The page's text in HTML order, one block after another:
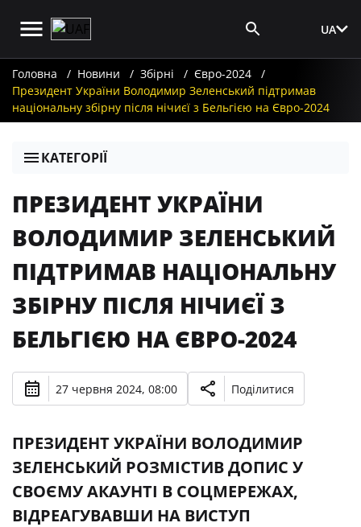
UA
Головна Новини Збірні
Євро-2024
Президент України Володимир Зеленський підтримав
національну збірну після нічиєї з Бельгією на Євро-2024
КАТЕГОРІЇ
ПРЕЗИДЕНТ УКРАЇНИ
ВОЛОДИМИР ЗЕЛЕНСЬКИЙ
ПІДТРИМАВ НАЦІОНАЛЬНУ
ЗБІРНУ ПІСЛЯ НІЧИЄЇ З
БЕЛЬГІЄЮ НА ЄВРО-2024
27 червня 2024, 08:00 Поділитися
ПРЕЗИДЕНТ УКРАЇНИ ВОЛОДИМИР
ЗЕЛЕНСЬКИЙ РОЗМІСТИВ ДОПИС У
СВОЄМУ АКАУНТІ В СОЦМЕРЕЖАХ,
ВІДРЕАГУВАВШИ НА ВИСТУП